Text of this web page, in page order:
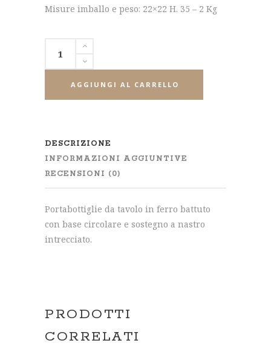
Misure imballo e peso: 22×22 H. 35 – 2 Kg
AGGIUNGI AL CARRELLO
DESCRIZIONE
INFORMAZIONI AGGIUNTIVE
RECENSIONI (0)
Portabottiglie da tavolo in ferro battuto
con base circolare e sostegno a nastro
intrecciato.
PRODOTTI
CORRELATI